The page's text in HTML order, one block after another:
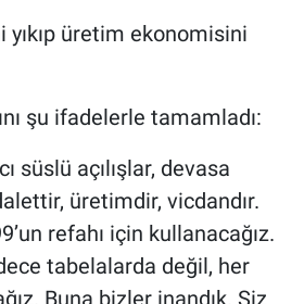
yıkıp üretim ekonomisini
şu ifadelerle tamamladı:
süslü açılışlar, devasa
üretimdir, vicdandır.
refahı için kullanacağız.
tabelalarda değil, her